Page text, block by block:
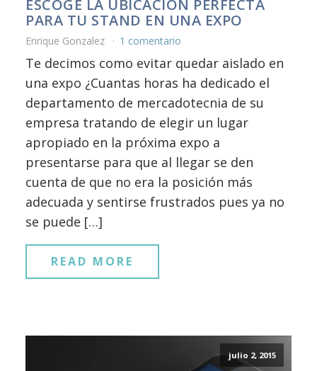
ESCOGE LA UBICACIÓN PERFECTA
PARA TU STAND EN UNA EXPO
Enrique Gonzalez 1 comentario
Te decimos como evitar quedar aislado en
una expo ¿Cuantas horas ha dedicado el
departamento de mercadotecnia de su
empresa tratando de elegir un lugar
apropiado en la próxima expo a
presentarse para que al llegar se den
cuenta de que no era la posición más
adecuada y sentirse frustrados pues ya no
se puede […]
READ MORE
julio 2, 2015